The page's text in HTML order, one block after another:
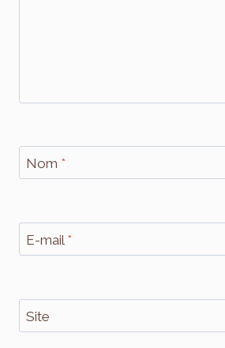
Nom *
E-mail *
Site